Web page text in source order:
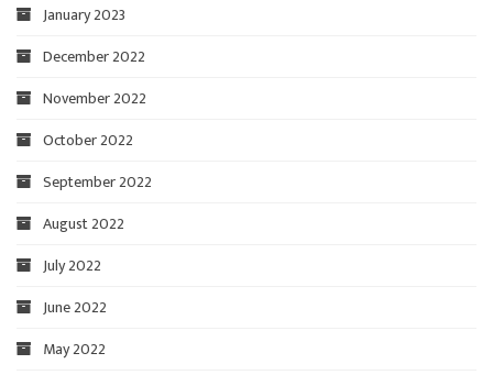
January 2023
December 2022
November 2022
October 2022
September 2022
August 2022
July 2022
June 2022
May 2022